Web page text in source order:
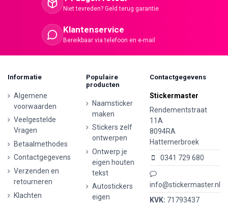
Niet tevreden? Geld terug garantie
Klantenservice
Bereikbaar via telefoon en e-mail
Informatie
Algemene
voorwaarden
Veelgestelde
Vragen
Betaalmethodes
Contactgegevens
Verzenden en
retourneren
Klachten
Populaire
producten
Naamsticker
maken
Stickers zelf
ontwerpen
Ontwerp je
eigen houten
tekst
Autostickers
eigen
Contactgegevens
Stickermaster
Rendementstraat
11A
8094RA
Hattemerbroek
0341 729 680
info@stickermaster.nl
KVK: 71793437